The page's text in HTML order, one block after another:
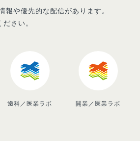
報や優先的な配信があります。
さい。
歯科／医業ラボ 開業／医業ラボ